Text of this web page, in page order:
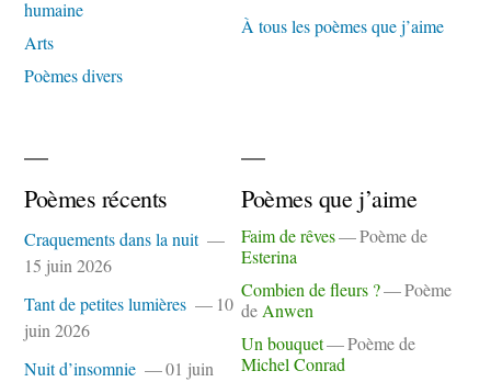
humaine
Arts
Poèmes divers
À tous les poèmes que j’aime
Poèmes récents
Craquements dans la nuit
15 juin 2026
Tant de petites lumières
10
juin 2026
Nuit d’insomnie
01 juin
Poèmes que j’aime
Faim de rêves
Poème de
Esterina
Combien de fleurs ?
Poème
deAnwen
Un bouquet
Poème de
Michel Conrad